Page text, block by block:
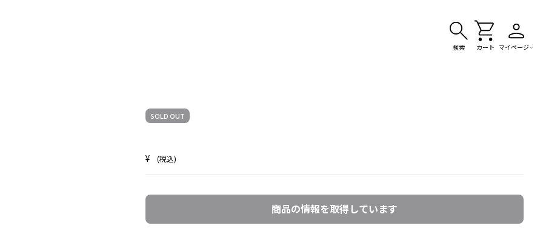
検索 カート マイページ
SOLD OUT
¥ (税込)
商品の情報を取得しています